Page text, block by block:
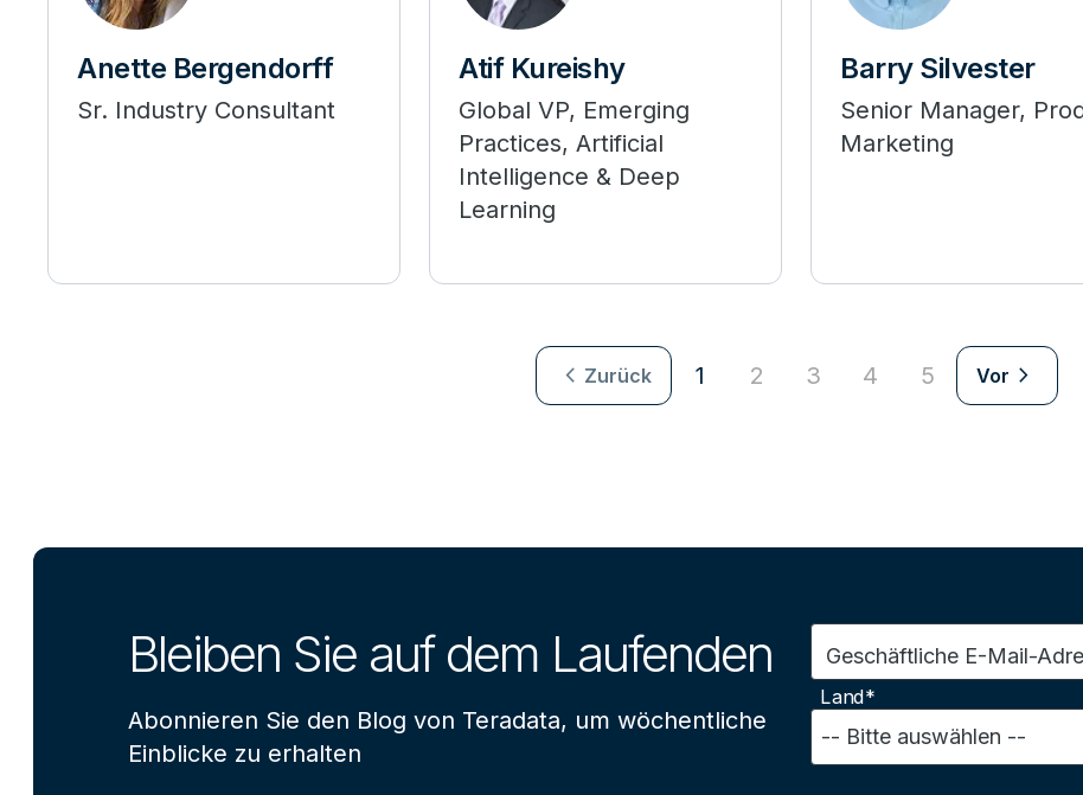
Anette Bergendorff
Sr. Industry Consultant
Atif Kureishy
Global VP, Emerging
Practices, Artificial
Intelligence & Deep
Learning
Barry Silvester
Senior Manager,
Marketing
navigate_next Zurück 1 2 3 4 5 Vor navigate_next
Bleiben Sie auf dem Laufenden
Abonnieren Sie den Blog von Teradata, um wöchentliche
Einblicke zu erhalten
Geschäftliche E-Mail-
Land*